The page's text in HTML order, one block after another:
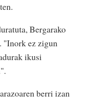
Bergarako
"Inork ez zigun
ikusi
berri izan